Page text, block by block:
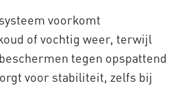
voorkomt
of vochtig weer, terwijl
tegen opspattend
voor stabiliteit, zelfs bij